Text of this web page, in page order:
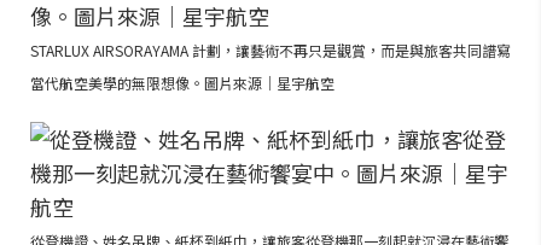
STARLUX AIRSORAYAMA 計劃，讓藝術不再只是觀賞，而是與旅客共同譜寫
當代航空美學的無限想像。圖片來源｜星宇航空
從登機證、姓名吊牌、紙杯到紙巾，讓旅客從登機那一刻起就沉浸在藝術饗